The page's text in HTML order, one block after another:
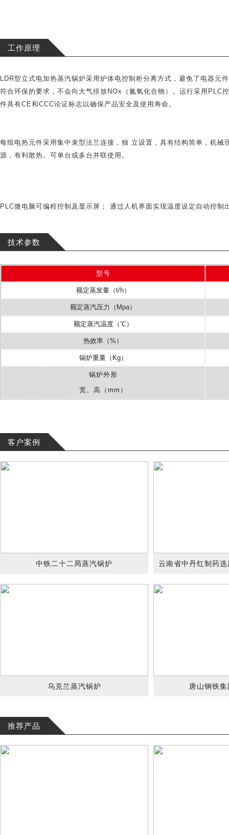
工作原理
LDR型立式电加热蒸汽锅炉采用炉体电控制柜分离方式，避免了电器
符合环保的要求，不会向大气排放NOx（氮氧化合物）。运行采用PLC
件具有CE和CCC论证标志以确保产品安全及使用寿命。
每组电热元件采用集中束型法兰连接，独 立设置，具有结构简单，机
源，有利散热。可单台或多台并联使用。
PLC微电脑可编程控制及显示屏； 通过人机界面实现温度设定自动控
技术参数
型号
额定蒸发量（t/h）
额定蒸汽压力（Mpa）
额定蒸汽温度（℃）
热效率（%）
锅炉重量（Kg）
锅炉外形
宽、高（mm）
客户案例
中铁二十二局蒸汽锅炉 云南省中丹红制药
乌克兰蒸汽锅炉 唐山钢铁
推荐产品